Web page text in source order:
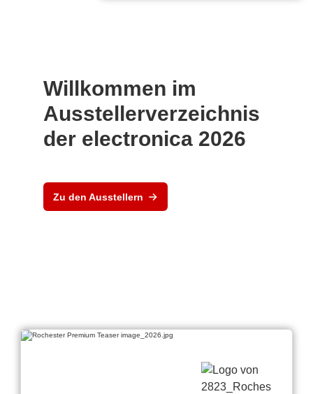
Willkommen im
Ausstellerverzeichnis
der electronica 2026
Zu den Ausstellern